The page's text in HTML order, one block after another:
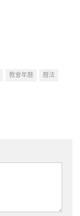
教會年曆
曆法